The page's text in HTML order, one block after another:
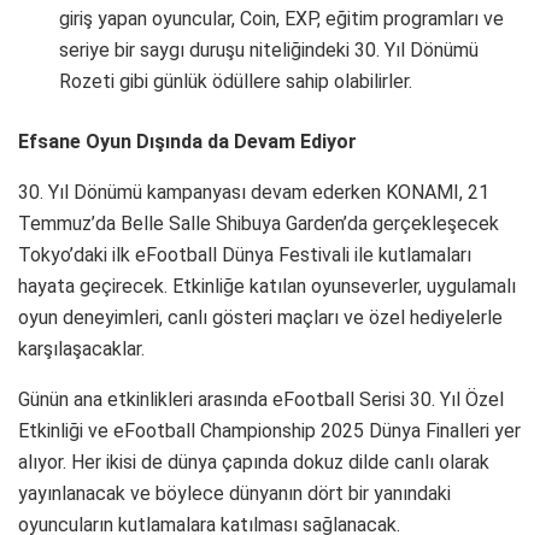
giriş yapan oyuncular, Coin, EXP, eğitim programları ve
seriye bir saygı duruşu niteliğindeki 30. Yıl Dönümü
Rozeti gibi günlük ödüllere sahip olabilirler.
Efsane Oyun Dışında da Devam Ediyor
30. Yıl Dönümü kampanyası devam ederken KONAMI, 21
Temmuz’da Belle Salle Shibuya Garden’da gerçekleşecek
Tokyo’daki ilk eFootball Dünya Festivali ile kutlamaları
hayata geçirecek. Etkinliğe katılan oyunseverler, uygulamalı
oyun deneyimleri, canlı gösteri maçları ve özel hediyelerle
karşılaşacaklar.
Günün ana etkinlikleri arasında eFootball Serisi 30. Yıl Özel
Etkinliği ve eFootball Championship 2025 Dünya Finalleri yer
alıyor. Her ikisi de dünya çapında dokuz dilde canlı olarak
yayınlanacak ve böylece dünyanın dört bir yanındaki
oyuncuların kutlamalara katılması sağlanacak.